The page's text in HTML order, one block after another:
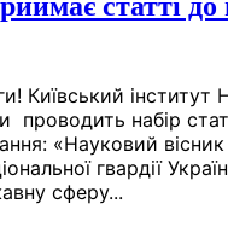
Київський інститут
проводить набір
«Науковий вісник
гвардії
сферу...